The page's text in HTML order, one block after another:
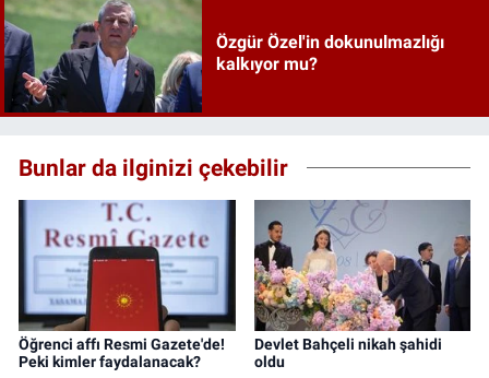
Özgür Özel'in dokunulmazlığı
kalkıyor mu?
Bunlar da ilginizi çekebilir
Öğrenci affı Resmi Gazete'de!
Peki kimler faydalanacak?
Devlet Bahçeli nikah şahidi
oldu